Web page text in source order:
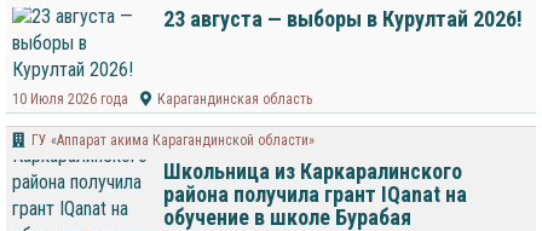
23 августа — выборы в Курултай 2026!
10 Июля 2026 года Карагандинская область
ГУ «Аппарат акима Карагандинской области»
Школьница из Каркаралинского
района получила грант IQanat на
обучение в школе Бурабая